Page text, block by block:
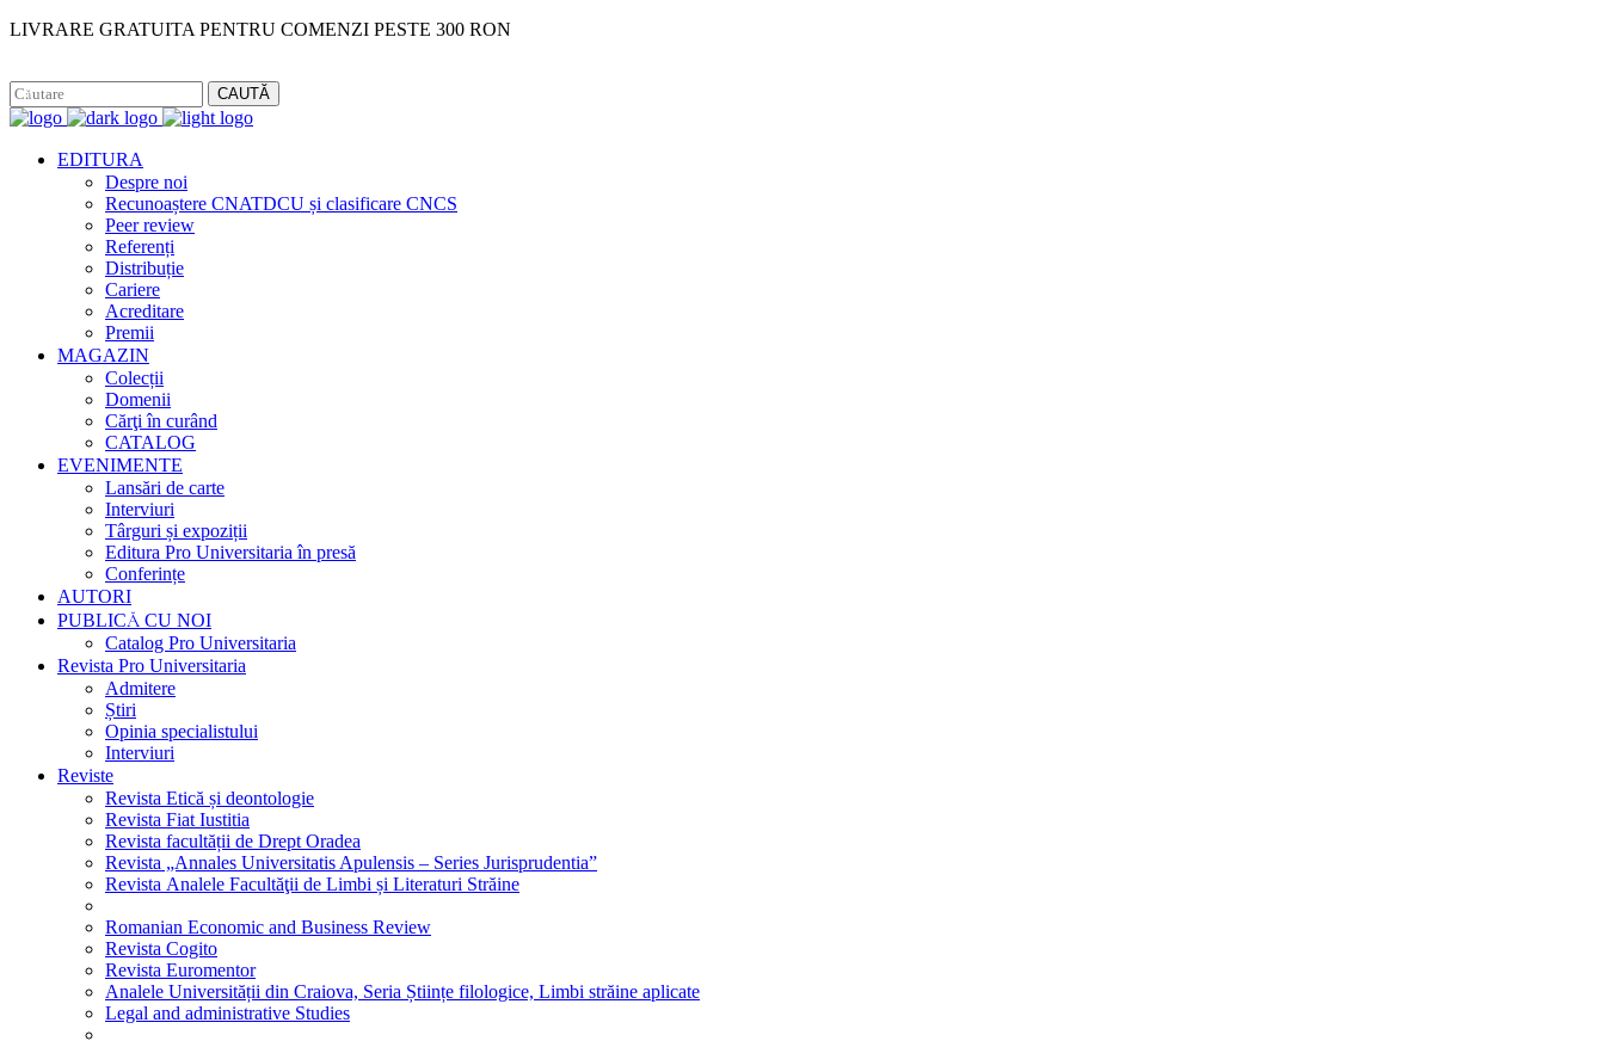
LIVRARE GRATUITA PENTRU COMENZI PESTE 300 RON
CAUTĂ
EDITURA
Despre noi
Recunoaștere CNATDCU și clasificare CNCS
Peer review
Referenți
Distribuție
Cariere
Acreditare
Premii
MAGAZIN
Colecții
Domenii
Cărţi în curând
CATALOG
EVENIMENTE
Lansări de carte
Interviuri
Târguri și expoziții
Editura Pro Universitaria în presă
Conferințe
AUTORI
PUBLICĂ CU NOI
Catalog Pro Universitaria
Revista Pro Universitaria
Admitere
Știri
Opinia specialistului
Interviuri
Reviste
Revista Etică și deontologie
Revista Fiat Iustitia
Revista facultății de Drept Oradea
Revista „Annales Universitatis Apulensis – Series Jurisprudentia”
Revista Analele Facultăţii de Limbi și Literaturi Străine
Romanian Economic and Business Review
Revista Cogito
Revista Euromentor
Analele Universității din Craiova, Seria Științe filologice, Limbi străine aplicate
Legal and administrative Studies